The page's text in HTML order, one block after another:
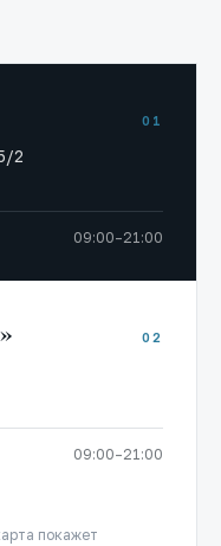
01
2
09:00–21:00
02
09:00–21:00
покажет